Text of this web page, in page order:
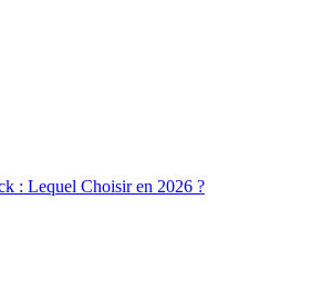
: Lequel Choisir en 2026 ?